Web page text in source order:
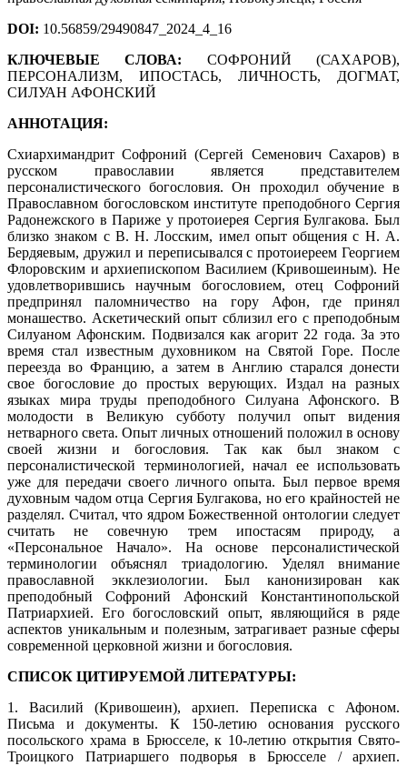
DOI: 10.56859/29490847_2024_4_16
КЛЮЧЕВЫЕ СЛОВА: СОФРОНИЙ (САХАРОВ),
ПЕРСОНАЛИЗМ, ИПОСТАСЬ, ЛИЧНОСТЬ, ДОГМАТ,
СИЛУАН АФОНСКИЙ
АННОТАЦИЯ:
Схиархимандрит Софроний (Сергей Семенович Сахаров) в
русском православии является представителем
персоналистического богословия. Он проходил обучение в
Православном богословском институте преподобного Сергия
Радонежского в Париже у протоиерея Сергия Булгакова. Был
близко знаком с В. Н. Лосским, имел опыт общения с Н. А.
Бердяевым, дружил и переписывался с протоиереем Георгием
Флоровским и архиепископом Василием (Кривошеиным). Не
удовлетворившись научным богословием, отец Софроний
предпринял паломничество на гору Афон, где принял
монашество. Аскетический опыт сблизил его с преподобным
Силуаном Афонским. Подвизался как агорит 22 года. За это
время стал известным духовником на Святой Горе. После
переезда во Францию, а затем в Англию старался донести
свое богословие до простых верующих. Издал на разных
языках мира труды преподобного Силуана Афонского. В
молодости в Великую субботу получил опыт видения
нетварного света. Опыт личных отношений положил в основу
своей жизни и богословия. Так как был знаком с
персоналистической терминологией, начал ее использовать
уже для передачи своего личного опыта. Был первое время
духовным чадом отца Сергия Булгакова, но его крайностей не
разделял. Считал, что ядром Божественной онтологии следует
считать не совечную трем ипостасям природу, а
«Персональное Начало». На основе персоналистической
терминологии объяснял триадологию. Уделял внимание
православной экклезиологии. Был канонизирован как
преподобный Софроний Афонский Константинопольской
Патриархией. Его богословский опыт, являющийся в ряде
аспектов уникальным и полезным, затрагивает разные сферы
современной церковной жизни и богословия.
СПИСОК ЦИТИРУЕМОЙ ЛИТЕРАТУРЫ:
1. Василий (Кривошеин), архиеп. Переписка с Афоном.
Письма и документы. К 150-летию основания русского
посольского храма в Брюсселе, к 10-летию открытия Свято-
Троицкого Патриаршего подворья в Брюсселе / архиеп.